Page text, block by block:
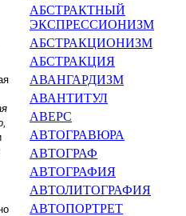
АБСТРАКТНЫЙ
ЭКСПРЕССИО­НИЗМ
АБСТРАКЦИОНИЗМ
АБСТРАКЦИЯ
АВАНГАРДИЗМ
АВАНТИТУЛ
АВЕРС
АВТОГРАВЮРА
АВТОГРАФ
АВТОГРАФИЯ
АВТОЛИТОГРАФИЯ
АВТОПОРТРЕТ